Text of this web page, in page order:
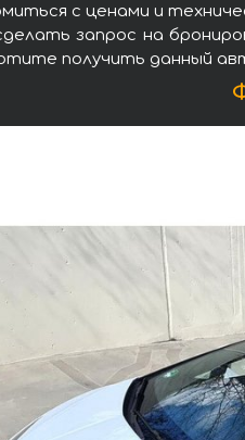
с ценами и
запрос на
получить данный